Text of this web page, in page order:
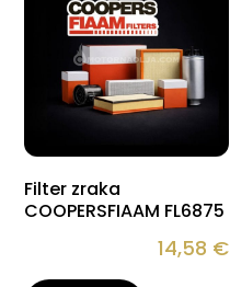
Filter zraka
COOPERSFIAAM FL6875
14,58 €